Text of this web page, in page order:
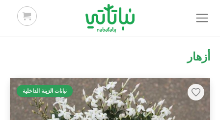
أزهار
نباتات الزينة الداخلية